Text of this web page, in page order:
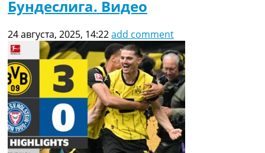
Бундеслига. Видео
24 августа, 2025, 14:22add comment